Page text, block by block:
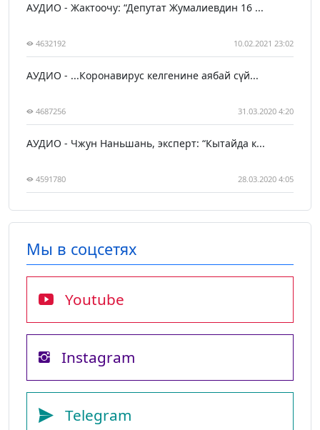
АУДИО - Жактоочу: “Депутат Жумалиевдин 16 ...
4632192 10.02.2021 23:02
АУДИО - ...Коронавирус келгенине аябай сүй...
4687256 31.03.2020 4:20
АУДИО - Чжун Наньшань, эксперт: “Кытайда к...
4591780 28.03.2020 4:05
Мы в соцсетях
Youtube
Instagram
Telegram